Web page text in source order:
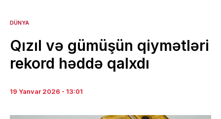
DÜNYA
Qızıl və gümüşün qiymətləri
rekord həddə qalxdı
19 Yanvar 2026 - 13:01